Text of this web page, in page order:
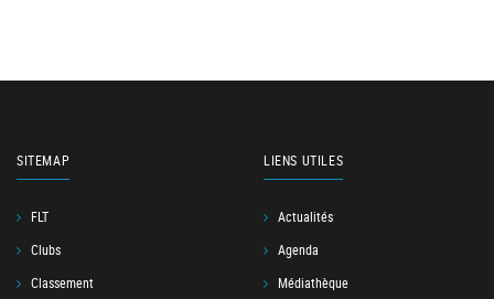
SITEMAP
FLT
Clubs
Classement
LIENS UTILES
Actualités
Agenda
Médiathèque